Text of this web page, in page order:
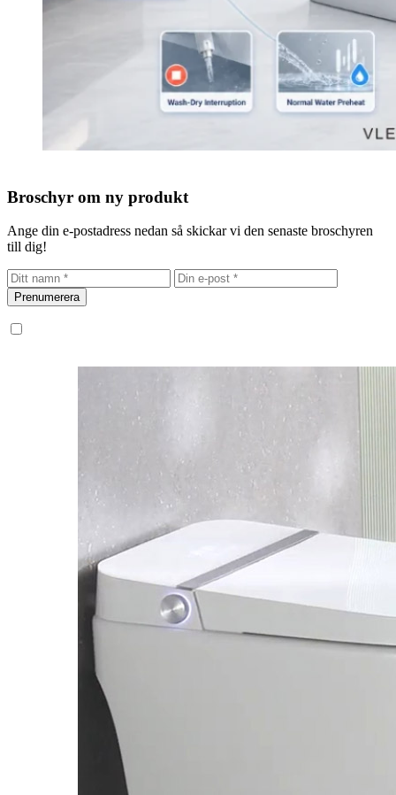
Broschyr om ny produkt
Ange din e-postadress nedan så skickar vi den senaste broschyren
till dig!
Prenumerera